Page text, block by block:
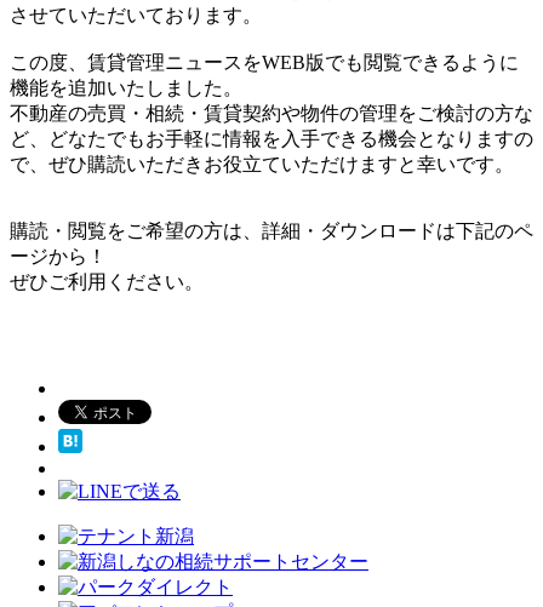
させていただいております。
この度、賃貸管理ニュースをWEB版でも閲覧できるように
機能を追加いたしました。
不動産の売買・相続・賃貸契約や物件の管理をご検討の方な
ど、どなたでもお手軽に情報を入手できる機会となりますの
で、ぜひ購読いただきお役立ていただけますと幸いです。
購読・閲覧をご希望の方は、詳細・ダウンロードは下記のペ
ージから！
ぜひご利用ください。